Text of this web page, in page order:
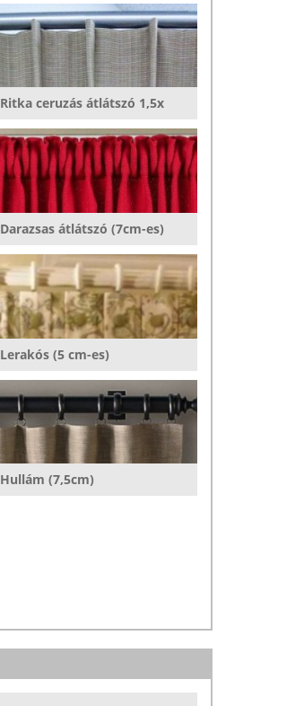
Ritka ceruzás átlátszó 1,5x
Darazsas átlátszó (7cm-es)
Lerakós (5 cm-es)
Hullám (7,5cm)